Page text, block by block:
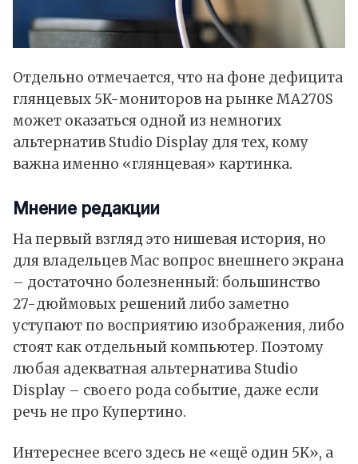
Отдельно отмечается, что на фоне дефицита
глянцевых 5K-мониторов на рынке MA270S
может оказаться одной из немногих
альтернатив Studio Display для тех, кому
важна именно «глянцевая» картинка.
Мнение редакции
На первый взгляд это нишевая история, но
для владельцев Mac вопрос внешнего экрана
– достаточно болезненный: большинство
27-дюймовых решений либо заметно
уступают по восприятию изображения, либо
стоят как отдельный компьютер. Поэтому
любая адекватная альтернатива Studio
Display – своего рода событие, даже если
речь не про Купертино.
Интереснее всего здесь не «ещё один 5K», а